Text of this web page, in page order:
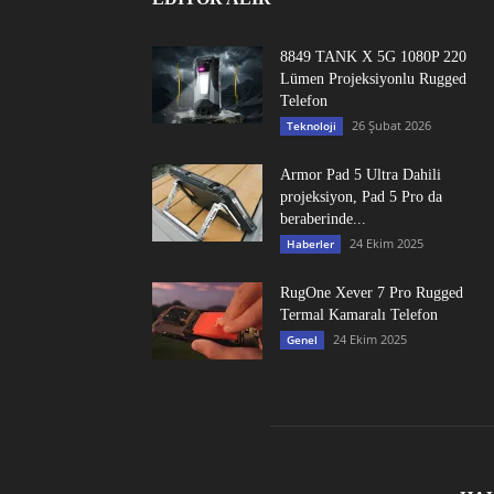
8849 TANK X 5G 1080P 220
Lümen Projeksiyonlu Rugged
Telefon
Teknoloji 26 Şubat 2026
Armor Pad 5 Ultra Dahili
projeksiyon, Pad 5 Pro da
beraberinde...
Haberler 24 Ekim 2025
RugOne Xever 7 Pro Rugged
Termal Kamaralı Telefon
Genel 24 Ekim 2025